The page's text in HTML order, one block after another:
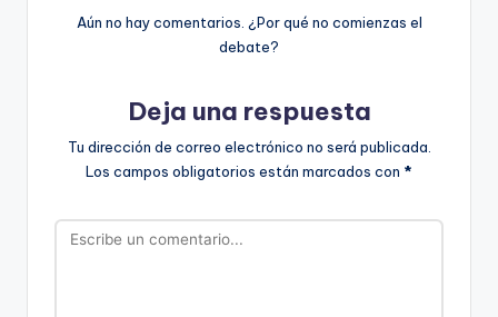
Aún no hay comentarios. ¿Por qué no comienzas el
debate?
Deja una respuesta
Tu dirección de correo electrónico no será publicada.
Los campos obligatorios están marcados con *